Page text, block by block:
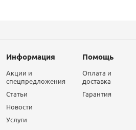
Информация
Акции и
спецпредложения
Статьи
Новости
Услуги
Помощь
Оплата и
доставка
Гарантия